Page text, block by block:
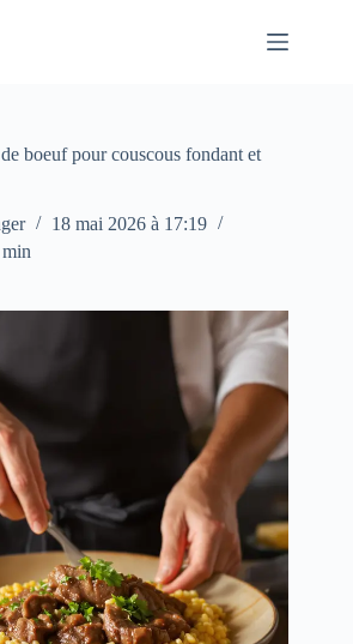
boeuf pour couscous fondant et
18 mai 2026 à 17:19